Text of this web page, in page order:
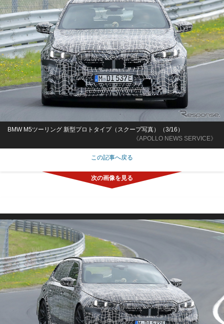
《APOLLO NEWS SERVICE》
BMW M5ツーリング 新型プロトタイプ（スクープ写真）（3/16）
この記事へ戻る